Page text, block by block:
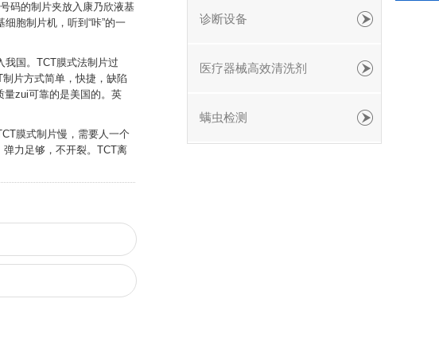
码的制片夹放入康乃欣液基
胞制片机，听到“咔”的一
国。TCT膜式法制片过
片方式简单，快捷，缺陷
量zui可靠的是美国的。英
膜式制片慢，需要人一个
力足够，不开裂。TCT离
诊断设备
医疗器械高效清洗剂
螨虫检测